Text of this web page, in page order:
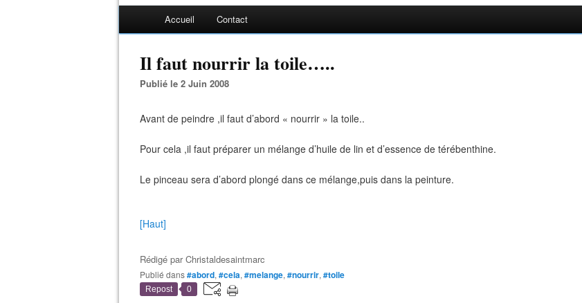
Accueil Contact
Il faut nourrir la toile…..
Publié le 2 Juin 2008
Avant de peindre ,il faut d’abord « nourrir » la toile..
Pour cela ,il faut préparer un mélange d’huile de lin et d’essence de térébenthine.
Le pinceau sera d’abord plongé dans ce mélange,puis dans la peinture.
[Haut]
Rédigé parChristaldesaintmarc
Publié dans#abord, #cela, #melange, #nourrir, #toile
Repost 0